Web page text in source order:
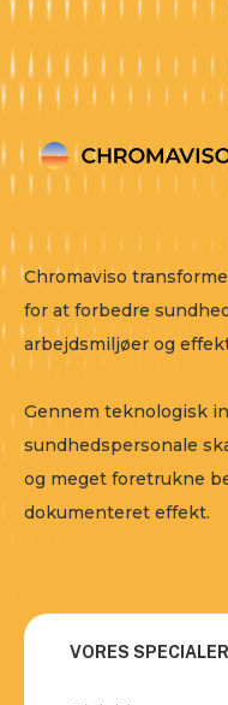
Chromaviso
for at forbedre
arbejdsmiljøer og
Gennem teknologisk
sundhedspersonale
og meget foretrukne
dokumenteret effekt.
VORES SPECIALER